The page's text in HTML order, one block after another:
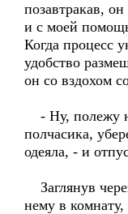
позавтракав,
и с моей
Когда процесс
удобство
он со вздохом
- Ну, полежу
полчасика,
одеяла, - и
Заглянув
нему в